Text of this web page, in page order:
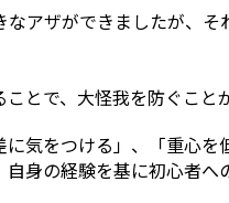
アザができましたが、
とで、大怪我を防ぐこと
気をつける」、「重心を
身の経験を基に初心者へ